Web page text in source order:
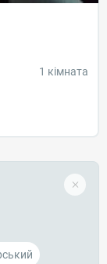
1 кімната